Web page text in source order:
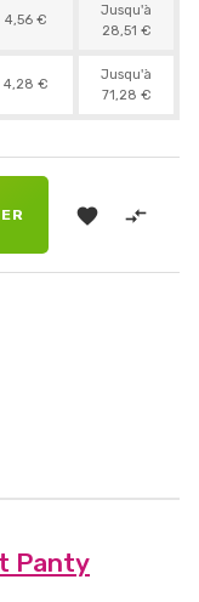
4,56 €
Jusqu'à
28,51 €
4,28 €
Jusqu'à
71,28 €
 
Panty